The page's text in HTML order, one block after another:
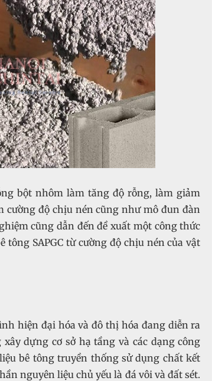
bột nhôm làm tăng độ rỗng, làm giảm
độ chịu nén cũng như mô đun đàn
cũng dẫn đến đề xuất một công thức
SAPGC từ cường độ chịu nén của vật
hiện đại hóa và đô thị hóa đang diễn ra
dựng cơ sở hạ tầng và các dạng công
bê tông truyền thống sử dụng chất kết
nguyên liệu chủ yếu là đá vôi và đất sét.